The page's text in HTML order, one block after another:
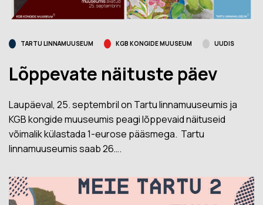
TARTU LINNAMUUSEUM KGB KONGIDE MUUSEUM UUDIS
Lõppevate näituste päev
Laupäeval, 25. septembril on Tartu linnamuuseumis ja
KGB kongide muuseumis peagi lõppevaid näituseid
võimalik külastada 1-eurose pääsmega. Tartu
linnamuuseumis saab 26….